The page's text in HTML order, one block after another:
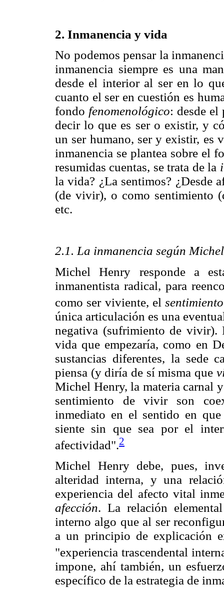
2. Inmanencia y vida
No podemos pensar la
inmanencia siempre es una
desde el interior al ser en lo
cuanto el ser en cuestión es
fondo fenomenológico: desde
decir lo que es ser o existir, y
un ser humano, ser y existir, es
inmanencia se plantea sobre el
resumidas cuentas, se trata de la
la vida? ¿La sentimos? ¿Desde
(de vivir), o como sentimiento
etc.
2.1. La inmanencia según
Michel Henry responde a
inmanentista radical, para
como ser viviente, el
única articulación es una
negativa (sufrimiento de vivir).
vida que empezaría, como en
sustancias diferentes, la sede
piensa (y diría de sí misma que
Michel Henry, la materia carnal
sentimiento de vivir son
inmediato en el sentido en
siente sin que sea por el
afectividad".2
Michel Henry debe, pues,
alteridad interna, y una
experiencia del afecto vital
afección. La relación
interno algo que al ser
a un principio de explicación
"experiencia trascendental
impone, ahí también, un
específico de la estrategia de